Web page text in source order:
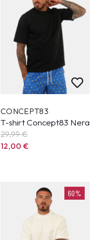
CONCEPT83
T-shirt Concept83 Nera
29,99€
12,00€
60%